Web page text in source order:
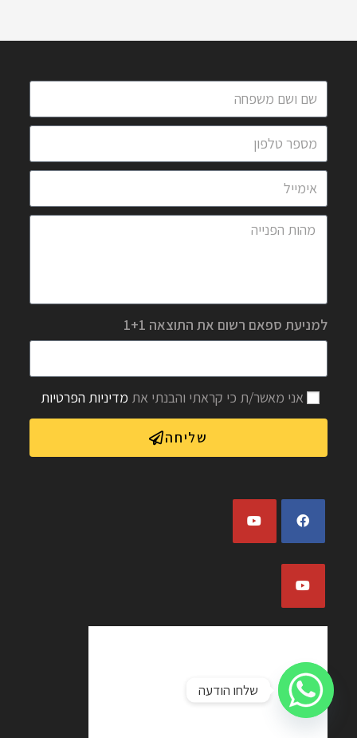
למניעת ספאם רשום את התוצאה 1+1
אני מאשר/ת כי קראתי והבנתי את מדיניות הפרטיות
שליחה
שלחו הודעה